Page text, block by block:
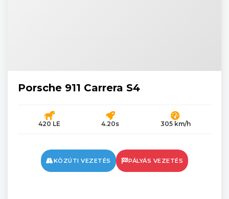
Porsche 911 Carrera S4
420 LE 4.20s 305 km/h
KÖZÚTI VEZETÉS PÁLYÁS VEZETÉS